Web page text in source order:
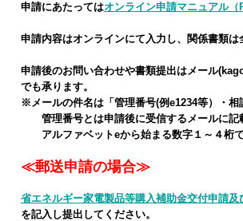
申請にあたってはオンライン申請マニュアル（
申請内容はオンラインにて入力し、関係書類は
申請後のお問い合わせや書類提出はメール
でも承ります。
※メールの件名は「管理番号(例e1234等）・相
管理番号とは申請後に受信するメールに記
アルファベットeから始まる数字１～４桁で
≪郵送申請の場合≫
省エネルギー家電製品等購入補助金交付申請
を記入し提出してください。